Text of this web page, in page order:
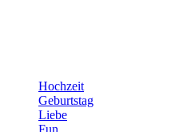
Hochzeit
Geburtstag
Liebe
Fun